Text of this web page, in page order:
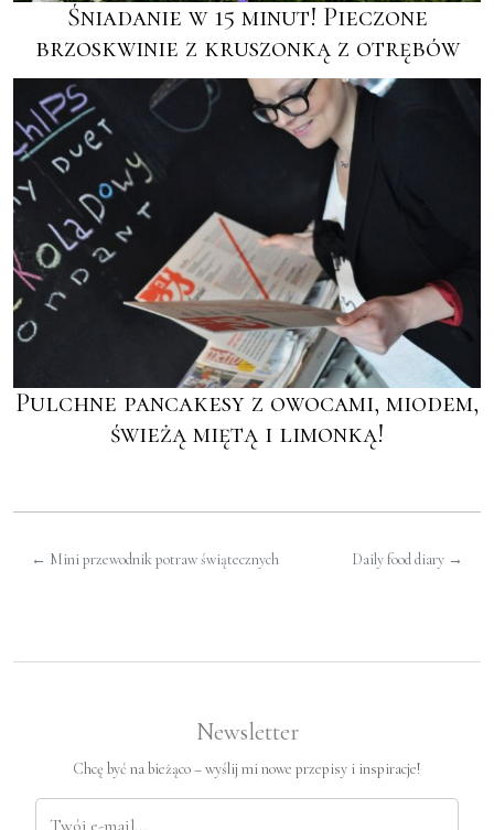
Śniadanie w 15 minut! Pieczone
brzoskwinie z kruszonką z otrębów
Pulchne pancakesy z owocami, miodem,
świeżą miętą i limonką!
← Mini przewodnik potraw świątecznych Daily food diary →
Newsletter
Chcę być na bieżąco – wyślij mi nowe przepisy i inspiracje!